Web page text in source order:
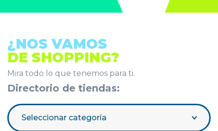
¿NOS VAMOS
DE SHOPPING?
Mira todo lo que tenemos para ti.
Directorio de tiendas:
Seleccionar categoría